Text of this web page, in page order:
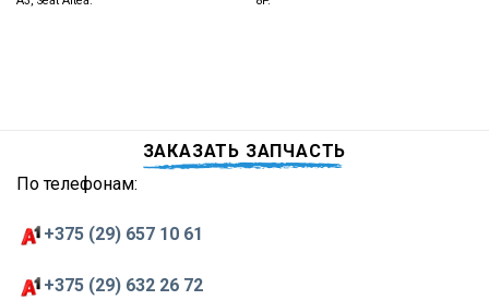
ЗАКАЗАТЬ ЗАПЧАСТЬ
По телефонам:
+375 (29) 657 10 61
+375 (29) 632 26 72